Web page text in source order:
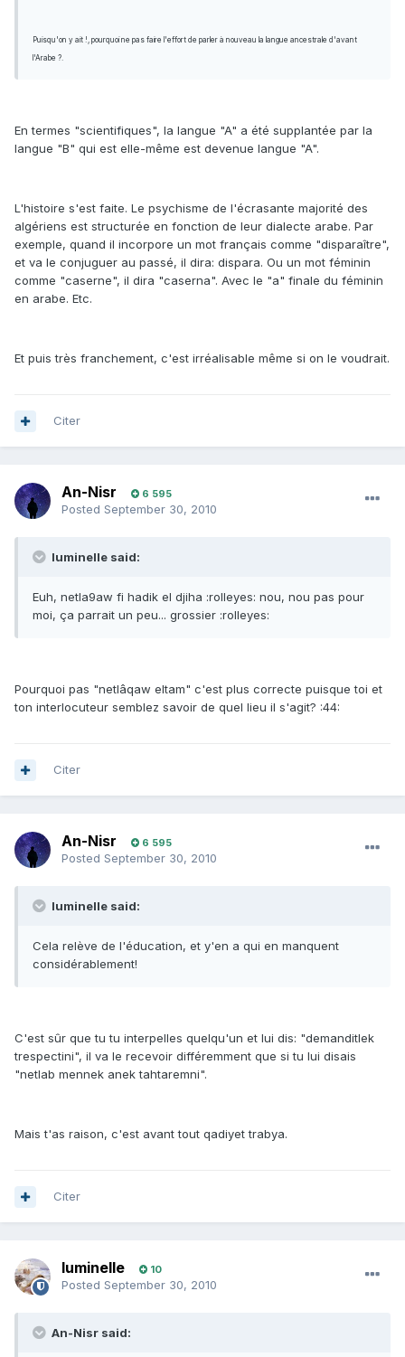
Puisqu'on y ait !, pourquoi ne pas faire l'effort de parler à nouveau la langue ancestrale d'avant
l'Arabe ?.
En termes "scientifiques", la langue "A" a été supplantée par la
langue "B" qui est elle-même est devenue langue "A".
L'histoire s'est faite. Le psychisme de l'écrasante majorité des
algériens est structurée en fonction de leur dialecte arabe. Par
exemple, quand il incorpore un mot français comme "disparaître",
et va le conjuguer au passé, il dira: dispara. Ou un mot féminin
comme "caserne", il dira "caserna". Avec le "a" finale du féminin
en arabe. Etc.
Et puis très franchement, c'est irréalisable même si on le voudrait.
Citer
An-Nisr 6 595
Posted September 30, 2010
luminelle said:
Euh, netla9aw fi hadik el djiha :rolleyes: nou, nou pas pour
moi, ça parrait un peu... grossier :rolleyes:
Pourquoi pas "netlâqaw eltam" c'est plus correcte puisque toi et
ton interlocuteur semblez savoir de quel lieu il s'agit? :44:
Citer
An-Nisr 6 595
Posted September 30, 2010
luminelle said:
Cela relève de l'éducation, et y'en a qui en manquent
considérablement!
C'est sûr que tu tu interpelles quelqu'un et lui dis: "demanditlek
trespectini", il va le recevoir différemment que si tu lui disais
"netlab mennek anek tahtaremni".
Mais t'as raison, c'est avant tout qadiyet trabya.
Citer
luminelle 10
Posted September 30, 2010
An-Nisr said: